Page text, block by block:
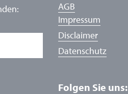
AGB
Impressum
Disclaimer
Datenschutz
Folgen Sie uns: